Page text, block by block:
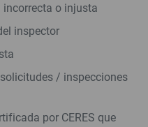
o injusta
inspector
/ inspecciones
por CERES que